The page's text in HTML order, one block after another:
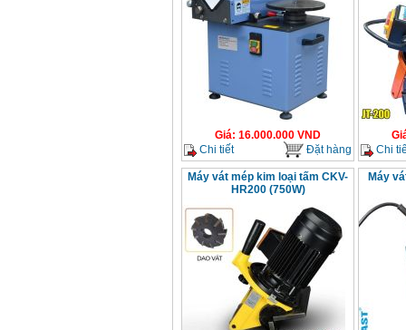
Giá: 16.000.000 VND
Chi tiết
Đặt hàng
Chi
Máy vát mép kim loại tấm CKV-
HR200 (750W)
Máy